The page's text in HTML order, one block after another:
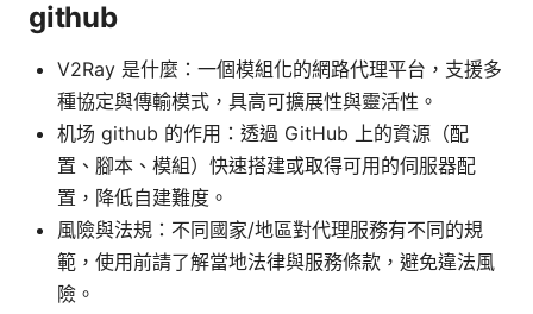
github
V2Ray 是什麼：一個模組化的網路代理平台，支援多
種協定與傳輸模式，具高可擴展性與靈活性。
机场 github 的作用：透過 GitHub 上的資源（配
置、腳本、模組）快速搭建或取得可用的伺服器配
置，降低自建難度。
風險與法規：不同國家/地區對代理服務有不同的規
範，使用前請了解當地法律與服務條款，避免違法風
險。